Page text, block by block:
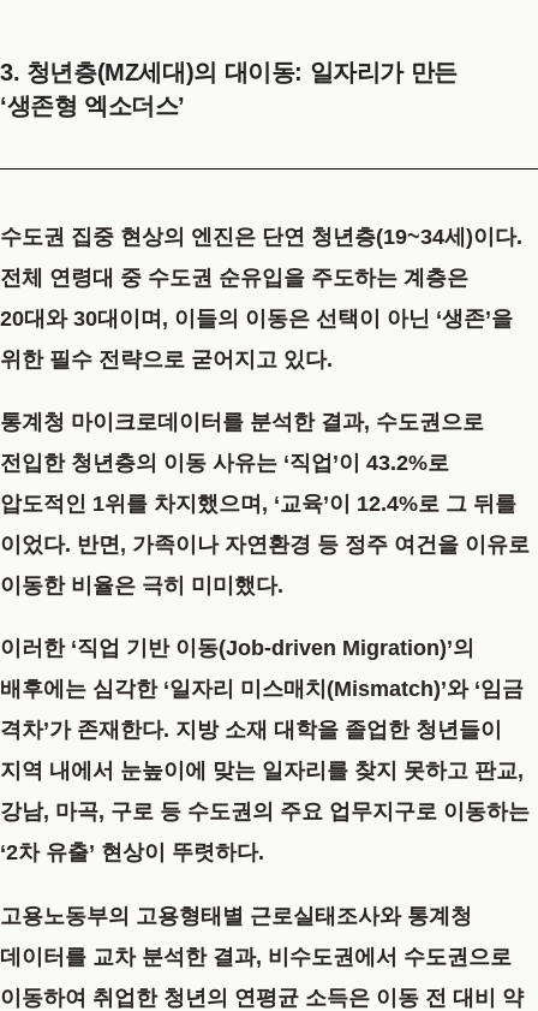
3. 청년층(MZ세대)의 대이동: 일자리가 만든
‘생존형 엑소더스’
수도권 집중 현상의 엔진은 단연 청년층(19~34세)이다.
전체 연령대 중 수도권 순유입을 주도하는 계층은
20대와 30대이며, 이들의 이동은 선택이 아닌 ‘생존’을
위한 필수 전략으로 굳어지고 있다.
통계청 마이크로데이터를 분석한 결과, 수도권으로
전입한 청년층의 이동 사유는 ‘직업’이 43.2%로
압도적인 1위를 차지했으며, ‘교육’이 12.4%로 그 뒤를
이었다. 반면, 가족이나 자연환경 등 정주 여건을 이유로
이동한 비율은 극히 미미했다.
이러한 ‘직업 기반 이동(Job-driven Migration)’의
배후에는 심각한 ‘일자리 미스매치(Mismatch)’와 ‘임금
격차’가 존재한다. 지방 소재 대학을 졸업한 청년들이
지역 내에서 눈높이에 맞는 일자리를 찾지 못하고 판교,
강남, 마곡, 구로 등 수도권의 주요 업무지구로 이동하는
‘2차 유출’ 현상이 뚜렷하다.
고용노동부의 고용형태별 근로실태조사와 통계청
데이터를 교차 분석한 결과, 비수도권에서 수도권으로
이동하여 취업한 청년의 연평균 소득은 이동 전 대비 약